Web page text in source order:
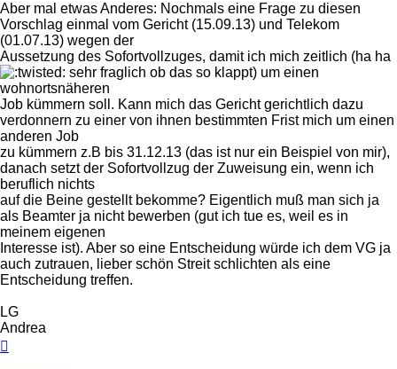
Aber mal etwas Anderes: Nochmals eine Frage zu diesen
Vorschlag einmal vom Gericht (15.09.13) und Telekom
(01.07.13) wegen der
Aussetzung des Sofortvollzuges, damit ich mich zeitlich (ha ha
sehr fraglich ob das so klappt) um einen
wohnortsnäheren
Job kümmern soll. Kann mich das Gericht gerichtlich dazu
verdonnern zu einer von ihnen bestimmten Frist mich um einen
anderen Job
zu kümmern z.B bis 31.12.13 (das ist nur ein Beispiel von mir),
danach setzt der Sofortvollzug der Zuweisung ein, wenn ich
beruflich nichts
auf die Beine gestellt bekomme? Eigentlich muß man sich ja
als Beamter ja nicht bewerben (gut ich tue es, weil es in
meinem eigenen
Interesse ist). Aber so eine Entscheidung würde ich dem VG ja
auch zutrauen, lieber schön Streit schlichten als eine
Entscheidung treffen.
LG
Andrea